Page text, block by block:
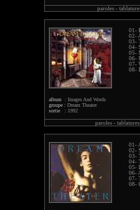
paroles -
album : Images And Words
groupe : Dream Theater
sortie : 1992
01-
02-
03-
04-
05-
06-
07-
08-
paroles -
01-
02-
03-
04-
05-
06-
07-
08-